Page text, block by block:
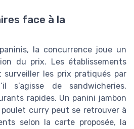
face à la
la concurrence joue un
du prix. Les établissements
surveiller les prix pratiqués par
s’agisse de sandwicheries,
rapides. Un panini jambon
curry peut se retrouver à
selon la carte proposée, la